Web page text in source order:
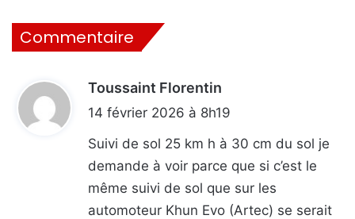
Commentaire
Toussaint Florentin
i
t
:
14 février 2026 à 8h19
Suivi de sol 25 km h à 30 cm du sol je
demande à voir parce que si c’est le
même suivi de sol que sur les
automoteur Khun Evo (Artec) se serait